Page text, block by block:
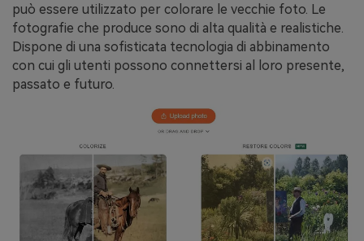
può essere utilizzato per colorare le vecchie foto. Le
fotografie che produce sono di alta qualità e realistiche.
Dispone di una sofisticata tecnologia di abbinamento
con cui gli utenti possono connettersi al loro presente,
passato e futuro.